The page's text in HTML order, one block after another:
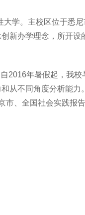
学。主校区位于悉
新办学理念，所开设
2016年暑假起，我校
从不同角度分析能力
市、全国社会实践报